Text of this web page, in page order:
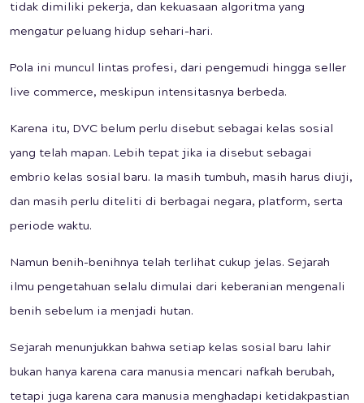
tidak dimiliki pekerja, dan kekuasaan algoritma yang
mengatur peluang hidup sehari-hari.
Pola ini muncul lintas profesi, dari pengemudi hingga seller
live commerce, meskipun intensitasnya berbeda.
Karena itu, DVC belum perlu disebut sebagai kelas sosial
yang telah mapan. Lebih tepat jika ia disebut sebagai
embrio kelas sosial baru. Ia masih tumbuh, masih harus diuji,
dan masih perlu diteliti di berbagai negara, platform, serta
periode waktu.
Namun benih-benihnya telah terlihat cukup jelas. Sejarah
ilmu pengetahuan selalu dimulai dari keberanian mengenali
benih sebelum ia menjadi hutan.
Sejarah menunjukkan bahwa setiap kelas sosial baru lahir
bukan hanya karena cara manusia mencari nafkah berubah,
tetapi juga karena cara manusia menghadapi ketidakpastian